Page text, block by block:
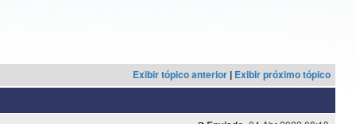
Exibir tópico anterior | Exibir próximo tópico